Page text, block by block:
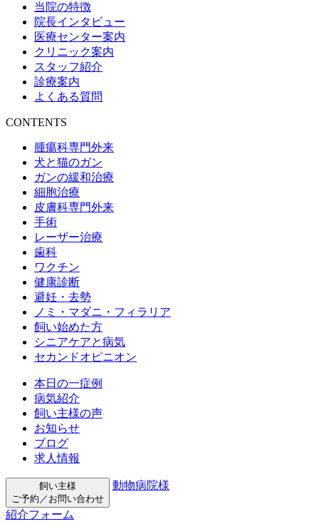
当院の特徴
院長インタビュー
医療センター案内
クリニック案内
スタッフ紹介
診療案内
よくある質問
CONTENTS
腫瘍科専門外来
犬と猫のガン
ガンの緩和治療
細胞治療
皮膚科専門外来
手術
レーザー治療
歯科
ワクチン
健康診断
避妊・去勢
ノミ・マダニ・フィラリア
飼い始めた方
シニアケアと病気
セカンドオピニオン
本日の一症例
病気紹介
飼い主様の声
お知らせ
ブログ
求人情報
飼い主様
ご予約／お問い合わせ
動物病院様
紹介フォーム